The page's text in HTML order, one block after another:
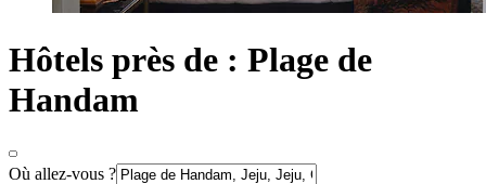
Hôtels près de : Plage de
Handam
Où allez-vous ?